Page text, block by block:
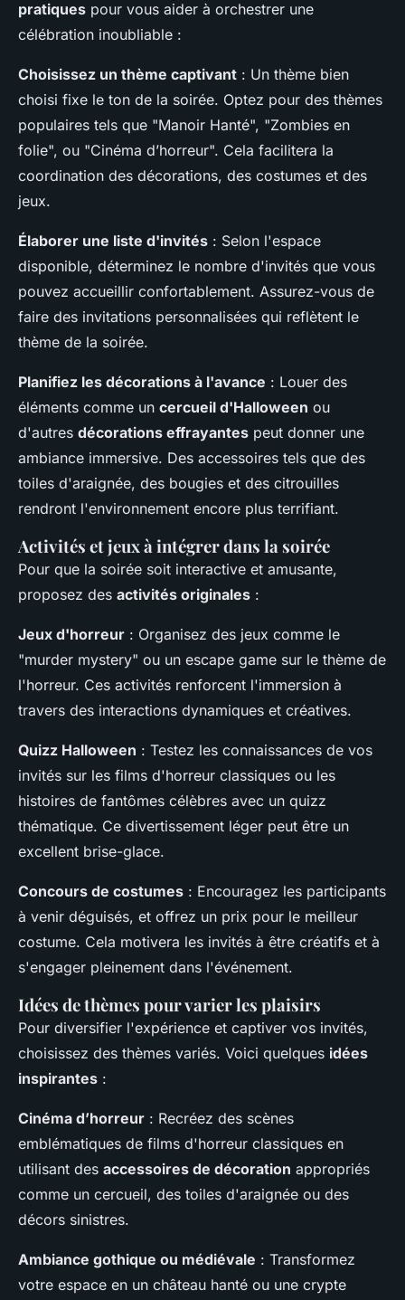
pratiques pour vous aider à orchestrer une
célébration inoubliable :
Choisissez un thème captivant : Un thème bien
choisi fixe le ton de la soirée. Optez pour des thèmes
populaires tels que "Manoir Hanté", "Zombies en
folie", ou "Cinéma d’horreur". Cela facilitera la
coordination des décorations, des costumes et des
jeux.
Élaborer une liste d'invités : Selon l'espace
disponible, déterminez le nombre d'invités que vous
pouvez accueillir confortablement. Assurez-vous de
faire des invitations personnalisées qui reflètent le
thème de la soirée.
Planifiez les décorations à l'avance : Louer des
éléments comme un cercueil d'Halloween ou
d'autres décorations effrayantes peut donner une
ambiance immersive. Des accessoires tels que des
toiles d'araignée, des bougies et des citrouilles
rendront l'environnement encore plus terrifiant.
Activités et jeux à intégrer dans la soirée
Pour que la soirée soit interactive et amusante,
proposez des activités originales :
Jeux d'horreur : Organisez des jeux comme le
"murder mystery" ou un escape game sur le thème de
l'horreur. Ces activités renforcent l'immersion à
travers des interactions dynamiques et créatives.
Quizz Halloween : Testez les connaissances de vos
invités sur les films d'horreur classiques ou les
histoires de fantômes célèbres avec un quizz
thématique. Ce divertissement léger peut être un
excellent brise-glace.
Concours de costumes : Encouragez les participants
à venir déguisés, et offrez un prix pour le meilleur
costume. Cela motivera les invités à être créatifs et à
s'engager pleinement dans l'événement.
Idées de thèmes pour varier les plaisirs
Pour diversifier l'expérience et captiver vos invités,
choisissez des thèmes variés. Voici quelques idées
inspirantes :
Cinéma d’horreur : Recréez des scènes
emblématiques de films d'horreur classiques en
utilisant des accessoires de décoration appropriés
comme un cercueil, des toiles d'araignée ou des
décors sinistres.
Ambiance gothique ou médiévale : Transformez
votre espace en un château hanté ou une crypte